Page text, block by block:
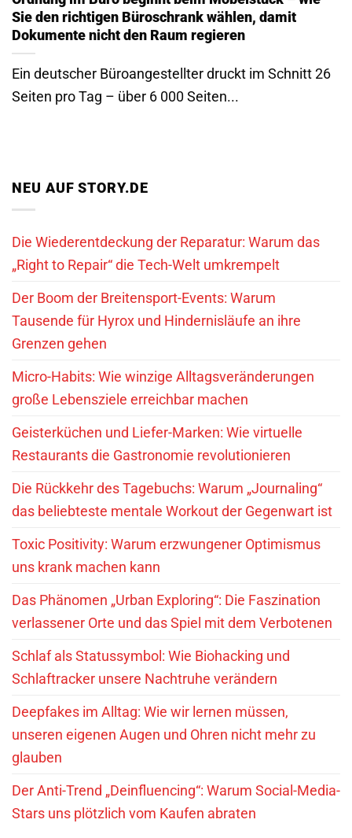
Sie den richtigen Büroschrank wählen, damit
Dokumente nicht den Raum regieren
Ein deutscher Büroangestellter druckt im Schnitt 26
Seiten pro Tag – über 6 000 Seiten...
NEU AUF STORY.DE
Die Wiederentdeckung der Reparatur: Warum das
„Right to Repair“ die Tech-Welt umkrempelt
Der Boom der Breitensport-Events: Warum
Tausende für Hyrox und Hindernisläufe an ihre
Grenzen gehen
Micro-Habits: Wie winzige Alltagsveränderungen
große Lebensziele erreichbar machen
Geisterküchen und Liefer-Marken: Wie virtuelle
Restaurants die Gastronomie revolutionieren
Die Rückkehr des Tagebuchs: Warum „Journaling“
das beliebteste mentale Workout der Gegenwart ist
Toxic Positivity: Warum erzwungener Optimismus
uns krank machen kann
Das Phänomen „Urban Exploring“: Die Faszination
verlassener Orte und das Spiel mit dem Verbotenen
Schlaf als Statussymbol: Wie Biohacking und
Schlaftracker unsere Nachtruhe verändern
Deepfakes im Alltag: Wie wir lernen müssen,
unseren eigenen Augen und Ohren nicht mehr zu
glauben
Der Anti-Trend „Deinfluencing“: Warum Social-Media-
Stars uns plötzlich vom Kaufen abraten